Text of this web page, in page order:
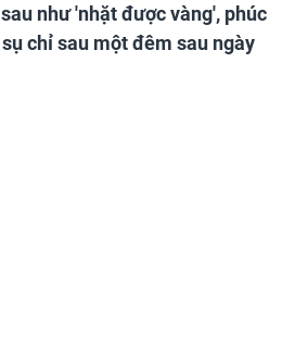
như 'nhặt được vàng', phúc
chỉ sau một đêm sau ngày